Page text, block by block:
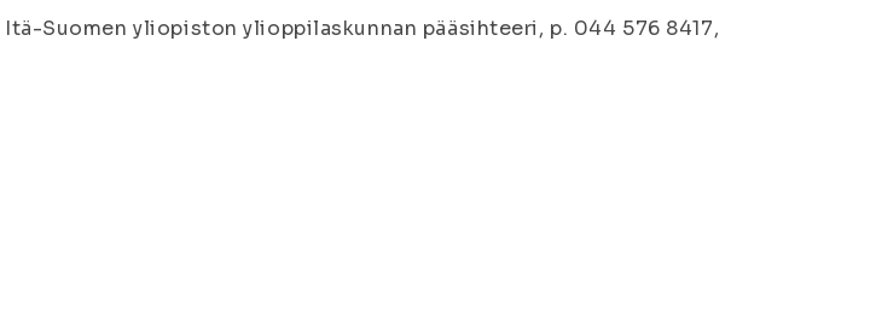
Suomen yliopiston ylioppilaskunnan pääsihteeri, p. 044 576 8417,